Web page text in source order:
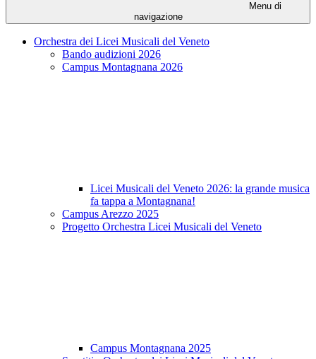
Menu di
navigazione
Orchestra dei Licei Musicali del Veneto
Bando audizioni 2026
Campus Montagnana 2026
Licei Musicali del Veneto 2026: la grande musica
fa tappa a Montagnana!
Campus Arezzo 2025
Progetto Orchestra Licei Musicali del Veneto
Campus Montagnana 2025